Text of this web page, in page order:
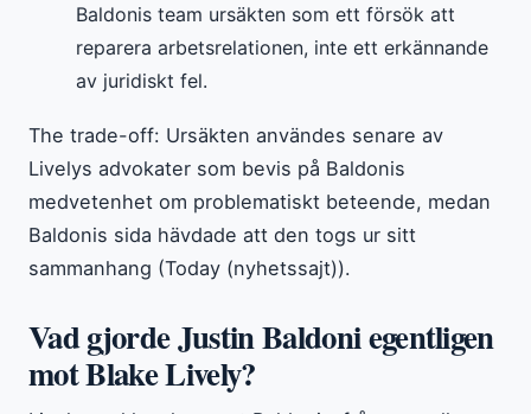
Baldonis team ursäkten som ett försök att
reparera arbetsrelationen, inte ett erkännande
av juridiskt fel.
The trade-off: Ursäkten användes senare av
Livelys advokater som bevis på Baldonis
medvetenhet om problematiskt beteende, medan
Baldonis sida hävdade att den togs ur sitt
sammanhang (Today (nyhetssajt)).
Vad gjorde Justin Baldoni egentligen
mot Blake Lively?